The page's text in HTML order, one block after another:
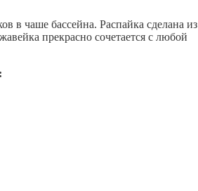
в чаше бассейна. Распайка сделана из
прекрасно сочетается с любой